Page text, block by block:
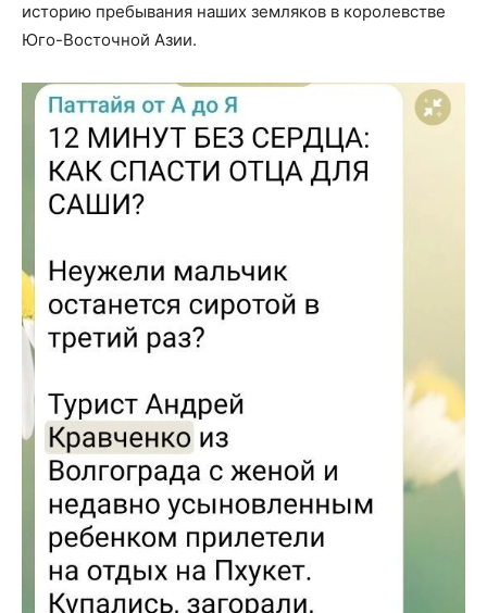
историю пребывания наших земляков в королевстве
Юго-Восточной Азии.